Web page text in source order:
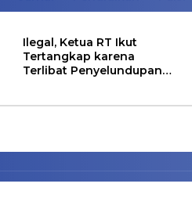
Ilegal, Ketua RT Ikut
Tertangkap karena
Terlibat Penyelundupan